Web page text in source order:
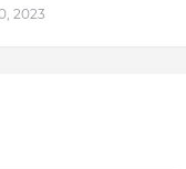
2023